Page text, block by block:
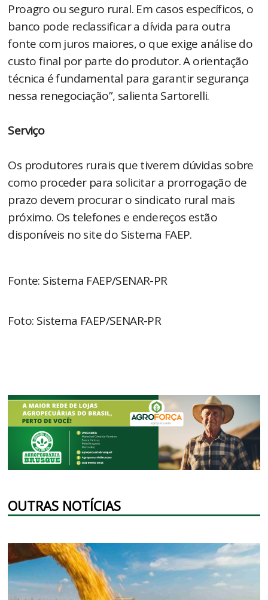
Proagro ou seguro rural. Em casos específicos, o
banco pode reclassificar a dívida para outra
fonte com juros maiores, o que exige análise do
custo final por parte do produtor. A orientação
técnica é fundamental para garantir segurança
nessa renegociação”, salienta Sartorelli.
Serviço
Os produtores rurais que tiverem dúvidas sobre
como proceder para solicitar a prorrogação de
prazo devem procurar o sindicato rural mais
próximo. Os telefones e endereços estão
disponíveis no site do Sistema FAEP.
Fonte: Sistema FAEP/SENAR-PR
Foto: Sistema FAEP/SENAR-PR
OUTRAS NOTÍCIAS